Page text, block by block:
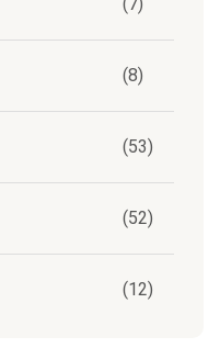
(8)
(53)
(52)
(12)